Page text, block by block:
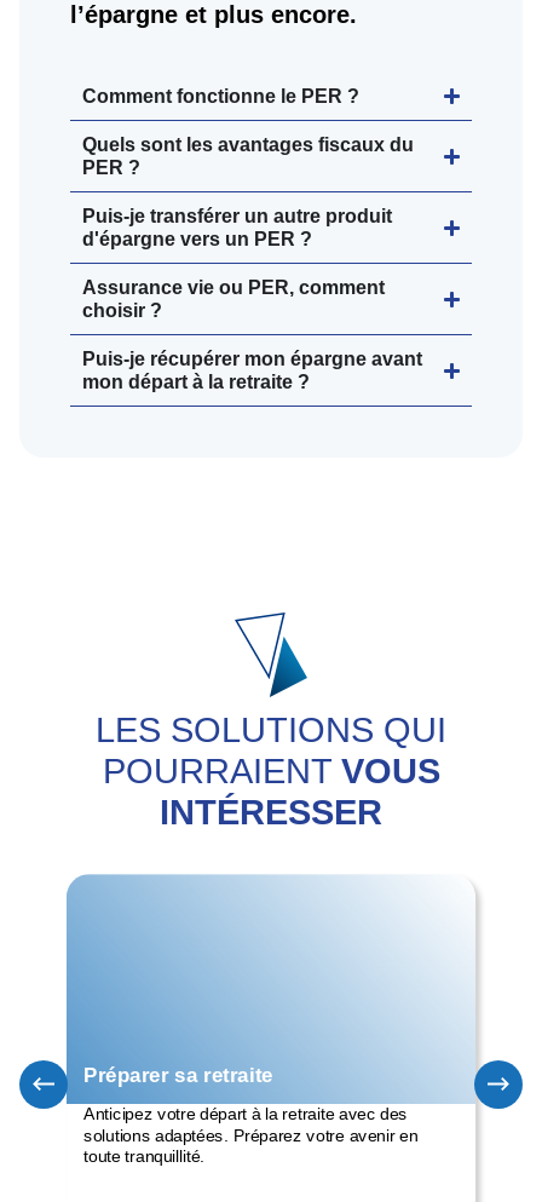
l’épargne et plus encore.
Comment fonctionne le PER ?
Quels sont les avantages fiscaux du
PER ?
Puis-je transférer un autre produit
d'épargne vers un PER ?
Assurance vie ou PER, comment
choisir ?
Puis-je récupérer mon épargne avant
mon départ à la retraite ?
LES SOLUTIONS QUI
POURRAIENT VOUS
INTÉRESSER
Préparer sa retraite
Anticipez votre départ à la retraite avec des
solutions adaptées. Préparez votre avenir en
toute tranquillité.